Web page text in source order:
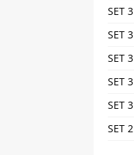
SET 3
SET 3
SET 3
SET 3
SET 3
SET 2